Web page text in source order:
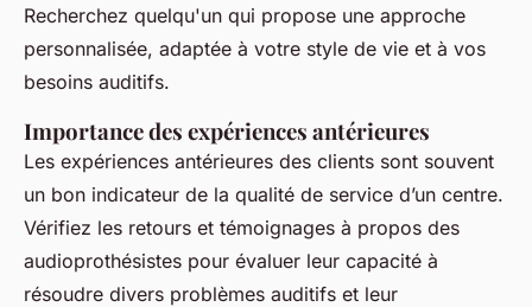
Recherchez quelqu'un qui propose une approche
personnalisée, adaptée à votre style de vie et à vos
besoins auditifs.
Importance des expériences antérieures
Les expériences antérieures des clients sont souvent
un bon indicateur de la qualité de service d’un centre.
Vérifiez les retours et témoignages à propos des
audioprothésistes pour évaluer leur capacité à
résoudre divers problèmes auditifs et leur